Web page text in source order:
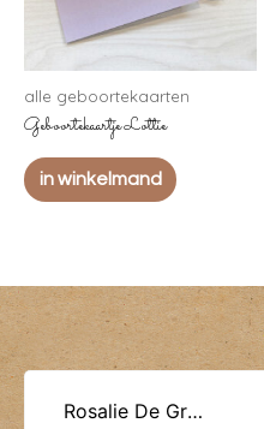
alle geboortekaarten
Geboortekaartje Lottie
in winkelmand